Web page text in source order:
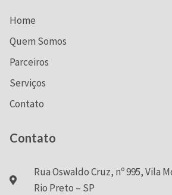
Home
Quem Somos
Parceiros
Serviços
Contato
Contato
Rua Oswaldo Cruz, nº 995, Vila
Rio Preto – SP